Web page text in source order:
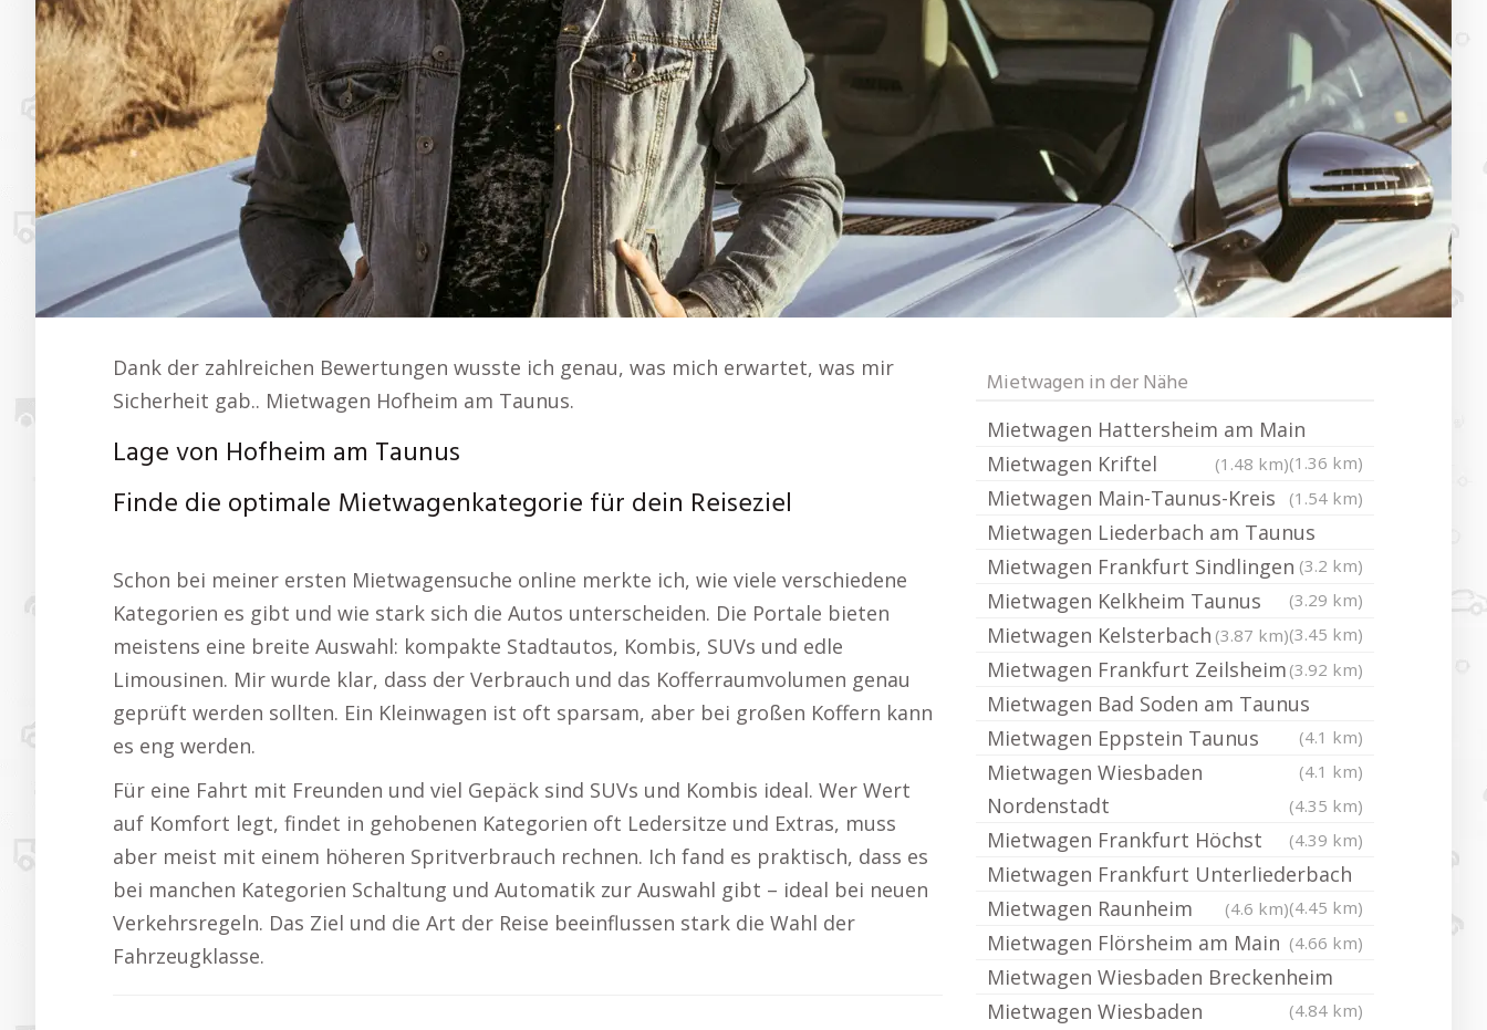
Dank der zahlreichen Bewertungen wusste ich genau, was mich erwartet, was mir
Sicherheit gab.. Mietwagen Hofheim am Taunus.
Lage von Hofheim am Taunus
Finde die optimale Mietwagenkategorie für dein Reiseziel
Schon bei meiner ersten Mietwagensuche online merkte ich, wie viele verschiedene
Kategorien es gibt und wie stark sich die Autos unterscheiden. Die Portale bieten
meistens eine breite Auswahl: kompakte Stadtautos, Kombis, SUVs und edle
Limousinen. Mir wurde klar, dass der Verbrauch und das Kofferraumvolumen genau
geprüft werden sollten. Ein Kleinwagen ist oft sparsam, aber bei großen Koffern kann
es eng werden.
Für eine Fahrt mit Freunden und viel Gepäck sind SUVs und Kombis ideal. Wer Wert
auf Komfort legt, findet in gehobenen Kategorien oft Ledersitze und Extras, muss
aber meist mit einem höheren Spritverbrauch rechnen. Ich fand es praktisch, dass es
bei manchen Kategorien Schaltung und Automatik zur Auswahl gibt – ideal bei neuen
Verkehrsregeln. Das Ziel und die Art der Reise beeinflussen stark die Wahl der
Fahrzeugklasse.
Mietwagen in der Nähe
Mietwagen Hattersheim am Main
(1.36 km)
Mietwagen Kriftel (1.48 km)
Mietwagen Main-Taunus-Kreis (1.54 km)
Mietwagen Liederbach am Taunus
(3.2 km)
Mietwagen Frankfurt Sindlingen
(3.29 km)
Mietwagen Kelkheim Taunus
(3.45 km)
Mietwagen Kelsterbach (3.87 km)
Mietwagen Frankfurt Zeilsheim (3.92 km)
Mietwagen Bad Soden am Taunus
(4.1 km)
Mietwagen Eppstein Taunus
(4.1 km)
Mietwagen Wiesbaden
Nordenstadt
(4.35 km)
Mietwagen Frankfurt Höchst (4.39 km)
Mietwagen Frankfurt Unterliederbach
(4.45 km)
Mietwagen Raunheim (4.6 km)
Mietwagen Flörsheim am Main (4.66 km)
Mietwagen Wiesbaden Breckenheim
(4.84 km)
Mietwagen Wiesbaden